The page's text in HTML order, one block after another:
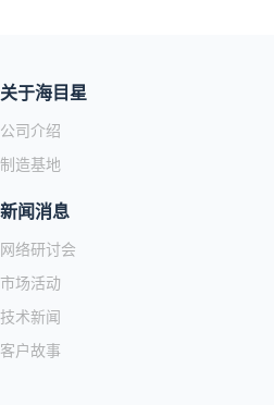
关于海目星
公司介绍
制造基地
新闻消息
网络研讨会
市场活动
技术新闻
客户故事